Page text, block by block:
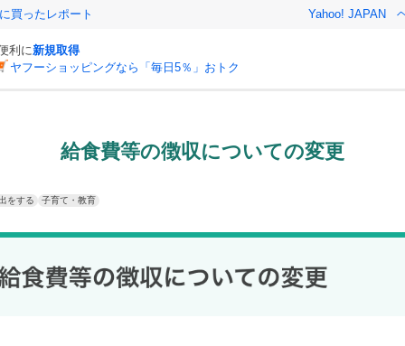
買ったレポート Yahoo! JAPAN
利に新規取得
ヤフーショッピングなら「毎日5％」おトク
給食費等の徴収についての変更
をする 子育て・教育